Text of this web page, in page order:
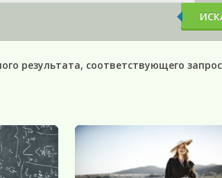
результата, соответствующего